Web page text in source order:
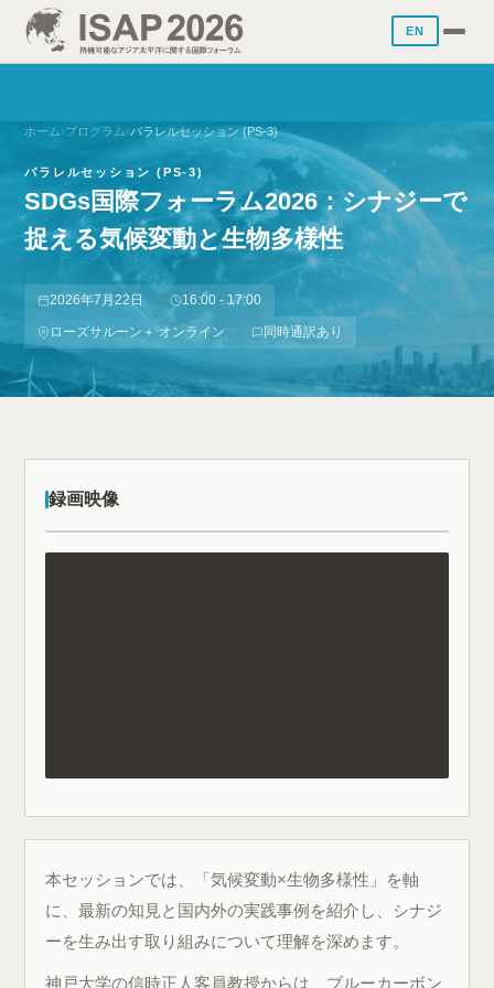
EN
ホーム›プログラム›パラレルセッション (PS-3)
パラレルセッション (PS-3)
SDGs国際フォーラム2026：シナジーで
捉える気候変動と生物多様性
2026年7月22日 16:00 - 17:00
ローズサルーン＋ オンライン 同時通訳あり
録画映像
本セッションでは、「気候変動×生物多様性」を軸
に、最新の知見と国内外の実践事例を紹介し、シナジ
ーを生み出す取り組みについて理解を深めます。
神戸大学の信時正人客員教授からは、ブルーカーボン